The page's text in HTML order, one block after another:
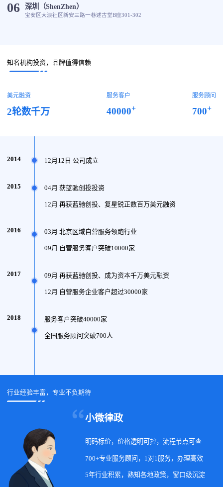
06 深圳（ShenZhen）
宝安区大浪社区新安三路一巷述古堂B座301-302
知名机构投资，品牌值得信赖
美元融资
2轮数千万
服务客户
40000+
服务顾问
700+
2014 12月12日 公司成立
2015 04月 获蓝驰创投投资
12月 再获蓝驰创投、复星锐正数百万美元融资
2016 03月 北京区域自营服务领跑行业
09月 自营服务客户突破10000家
2017 09月 再获蓝驰创投、成为资本千万美元融资
12月 自营服务企业客户超过30000家
2018 服务客户突破40000家
全国服务顾问突破700人
行业经验丰富，专业不负期待
小微律政
明码标价，价格透明可控，流程节点可查
700+专业服务顾问，1对1服务，办理高效
5年行业积累，熟知各地政策，窗口级沉淀